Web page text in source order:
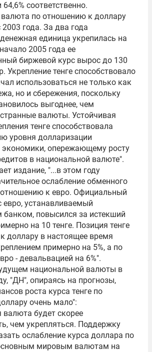
64,6% соответственно.
по отношению к доллару
2003 года. За два года
единица укрепилась на
2005 года ее
биржевой курс вырос до 130
Укрепление тенге способствовало
использоваться не только как
но и сбережения, поскольку
выгоднее, чем
валюты. Устойчивая
тенге способствовала
уровня долларизации
экономики, опережающему росту
в национальной валюте".
издание, "...в этом году
ослабление обменного
отношению к евро. Официальный
устанавливаемый
повысился за истекший
на 10 тенге. Позиция тенге
доллару в настоящее время
примерно на 5%, а по
- девальвацией на 6%".
национальной валюты в
"ДН", опираясь на прогнозы,
роста курса тенге по
очень мало":
валюта будет скорее
чем укрепляться. Поддержку
ослабление курса доллара по
мировым валютам на